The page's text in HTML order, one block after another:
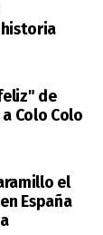
de
Colo Colo
el
España